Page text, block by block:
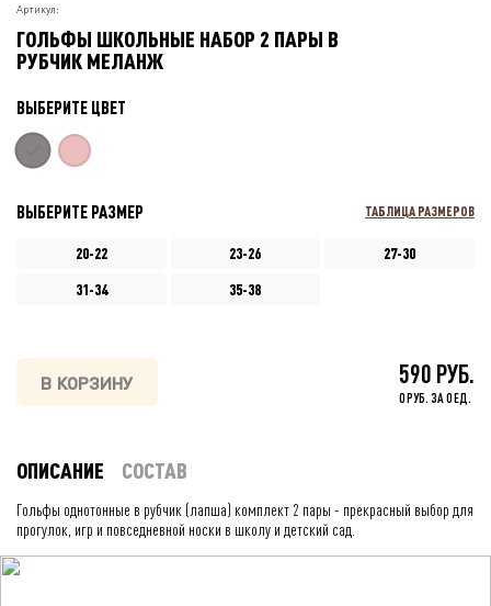
Артикул:
ГОЛЬФЫ ШКОЛЬНЫЕ НАБОР 2 ПАРЫ В
РУБЧИК МЕЛАНЖ
ВЫБЕРИТЕ ЦВЕТ
ВЫБЕРИТЕ РАЗМЕР ТАБЛИЦА РАЗМЕРОВ
20-22 23-26
27-30
31-34
35-38
В КОРЗИНУ 590 РУБ.
0 РУБ. ЗА 0 ЕД.
ОПИСАНИЕ СОСТАВ
Гольфы однотонные в рубчик (лапша) комплект 2 пары - прекрасный выбор для
прогулок, игр и повседневной носки в школу и детский сад.